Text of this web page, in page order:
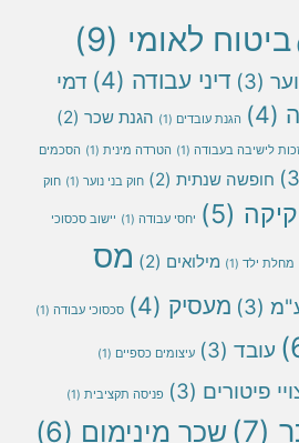
ביטוח לאומי (9)
(3) דיני עבודה (4)
דמי
(4) הגנת עובדים (1) הגנת שכר (2)
לישיבה בעבודה (1) הטרדה מינית (1) הסכמים
חופשה שנתית (2) חוק בני נוער (1) חוק
(5) יחסי עבודה (1) יישוב סכסוכי
מחלת ילד (1) מילואים (2)
מס
(3) מעסיק (4) סכסוכי עבודה (1)
עובד (3) עיצומים כספיים (1)
פיטורים (3) פניסה תקציבית (1)
(7) שכר מינימום (6)